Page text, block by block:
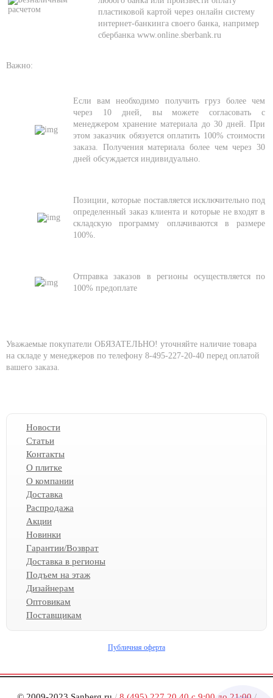
пластиковой картой через онлайн систему
интернет-банкинга своего банка, например
сбербанка www.online.sberbank.ru
Важно:
Если вам необходимо получить груз более чем
через 10 дней, вы можете согласовать с
менеджером хранение материала до 30 дней. При
этом заказчик обязуется оплатить 100% стоимости
заказа. Получения материала более чем через 30
дней обсуждается индивидуально.
Позиции, которые поставляется исключительно под
определенный заказ клиента и которые не входят в
складскую программу оплачиваются в размере
100%.
Отправка заказов в регионы осуществляется по
100% предоплате
Уважаемые покупатели ОБЯЗАТЕЛЬНО! уточняйте наличие товара
на складе у менеджеров по телефону 8-495-227-20-40 перед оплатой
вашего заказа.
Новости
Статьи
Контакты
О плитке
О компании
Доставка
Распродажа
Акции
Новинки
Гарантии/Возврат
Доставка в регионы
Подъем на этаж
Дизайнерам
Оптовикам
Поставщикам
Публичная оферта